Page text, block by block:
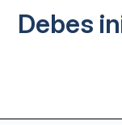
Debes